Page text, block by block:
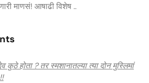
माणसं! आषाढी विशेष ..
कुठे होता ? तर स्मशानातल्या त्या दोन मुस्लिमां